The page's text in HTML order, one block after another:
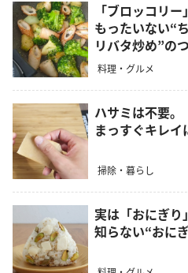
「ブロッコリ
もったいない“
リバタ炒め”の
料理・グルメ
ハサミは不要。
まっすぐキレイ
掃除・暮らし
実は「おにぎり
知らない“おに